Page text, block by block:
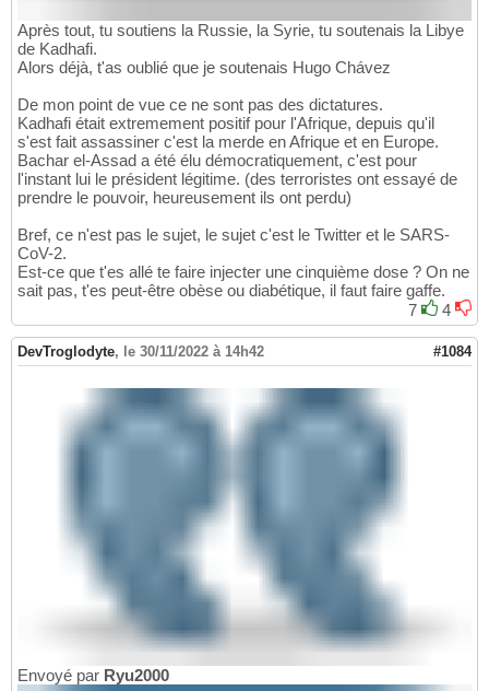
Après tout, tu soutiens la Russie, la Syrie, tu soutenais la Libye
de Kadhafi.
Alors déjà, t'as oublié que je soutenais Hugo Chávez
De mon point de vue ce ne sont pas des dictatures.
Kadhafi était extremement positif pour l'Afrique, depuis qu'il
s'est fait assassiner c'est la merde en Afrique et en Europe.
Bachar el-Assad a été élu démocratiquement, c'est pour
l'instant lui le président légitime. (des terroristes ont essayé de
prendre le pouvoir, heureusement ils ont perdu)
Bref, ce n'est pas le sujet, le sujet c'est le Twitter et le SARS-
CoV-2.
Est-ce que t'es allé te faire injecter une cinquième dose ? On ne
sait pas, t'es peut-être obèse ou diabétique, il faut faire gaffe.
7
4
DevTroglodyte, le 30/11/2022 à 14h42 #1084
Envoyé par Ryu2000